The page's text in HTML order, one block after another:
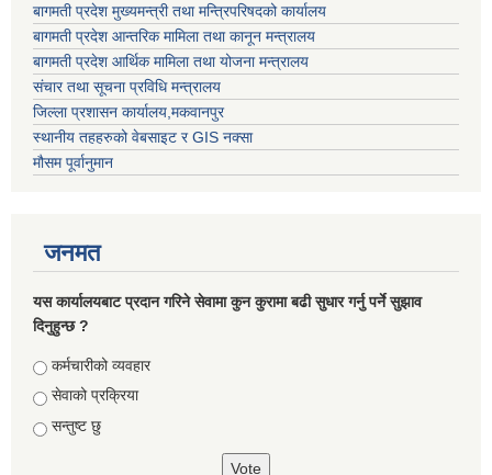
बागमती प्रदेश मुख्यमन्त्री तथा मन्त्रिपरिषदको कार्यालय
बागमती प्रदेश आन्तरिक मामिला तथा कानून मन्त्रालय
बागमती प्रदेश आर्थिक मामिला तथा योजना मन्त्रालय
संचार तथा सूचना प्रविधि मन्त्रालय
जिल्ला प्रशासन कार्यालय,मकवानपुर
स्थानीय तहहरुको वेबसाइट र GIS नक्सा
मौसम पूर्वानुमान
जनमत
यस कार्यालयबाट प्रदान गरिने सेवामा कुन कुरामा बढी सुधार गर्नु पर्ने सुझाव
दिनुहुन्छ ?
Choices
कर्मचारीको व्यवहार
सेवाको प्रक्रिया
सन्तुष्ट छु